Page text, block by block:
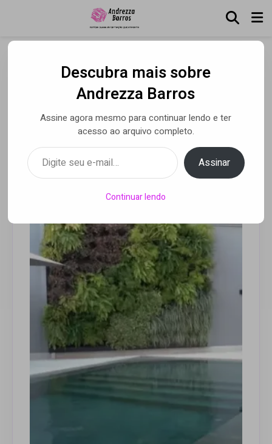
Piscina de Flávia Pavanelli
custa mais de R＄ 37 mil
reais
Por Andrezza Barros• 27 jun 2023
Descubra mais sobre
Andrezza Barros
Assine agora mesmo para continuar lendo e ter
acesso ao arquivo completo.
Digite seu e-mail…
Assinar
Continuar lendo